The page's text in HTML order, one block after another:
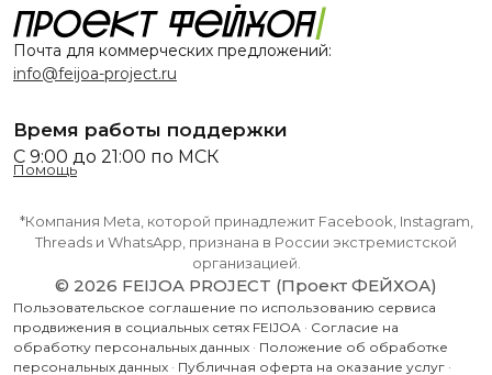
Почта для коммерческих предложений:
info@feijoa-project.ru
Время работы поддержки
С 9:00 до 21:00 по МСК
Помощь
*Компания Meta, которой принадлежит Facebook, Instagram,
Threads и WhatsApp, признана в России экстремистской
организацией.
© 2026 FEIJOA PROJECT (Проект ФЕЙХОА)
Пользовательское соглашение по использованию сервиса
продвижения в социальных сетях FEIJOA · Согласие на
обработку персональных данных · Положение об обработке
персональных данных · Публичная оферта на оказание услуг ·